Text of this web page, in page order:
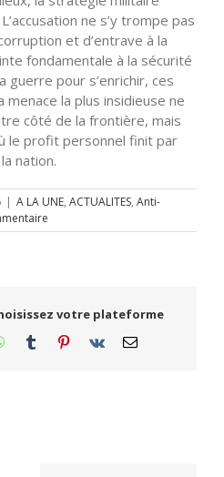
ne s’y trompe pas
et d’entrave à la
fondamentale à la sécurité
guerre pour s’enrichir, ces
la plus insidieuse ne
côté de la frontière, mais
le profit personnel finit par
nation.
| A LA UNE, ACTUALITES, Anti-
votre plateforme
WhatsApp
Tumblr Pinterest
Vk Email